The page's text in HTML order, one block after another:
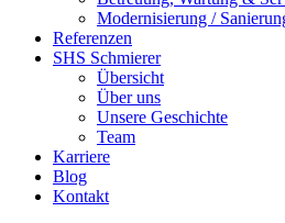
Modernisierung /
Referenzen
SHS Schmierer
Übersicht
Über uns
Unsere Geschichte
Team
Karriere
Blog
Kontakt